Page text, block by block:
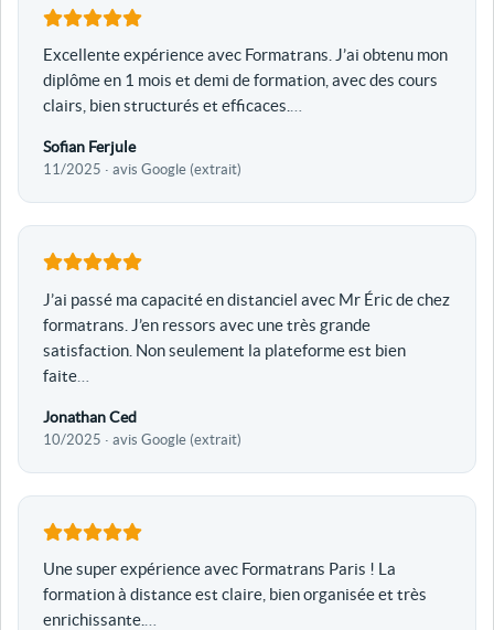
Excellente expérience avec Formatrans. J’ai obtenu mon
diplôme en 1 mois et demi de formation, avec des cours
clairs, bien structurés et efficaces.
Sofian Ferjule
11/2025 · avis Google (extrait)
J’ai passé ma capacité en distanciel avec Mr Éric de chez
formatrans. J’en ressors avec une très grande
satisfaction. Non seulement la plateforme est bien
faite…
Jonathan Ced
10/2025 · avis Google (extrait)
Une super expérience avec Formatrans Paris ! La
formation à distance est claire, bien organisée et très
enrichissante.